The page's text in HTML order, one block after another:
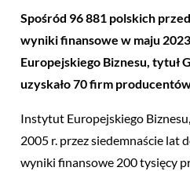
Spośród 96 881 polskich
wyniki finansowe w maju
Europejskiego Biznesu, tytuł
uzyskało 70 firm
Instytut Europejskiego
2005 r. przez siedemnaście lat
wyniki finansowe 200 tysięcy